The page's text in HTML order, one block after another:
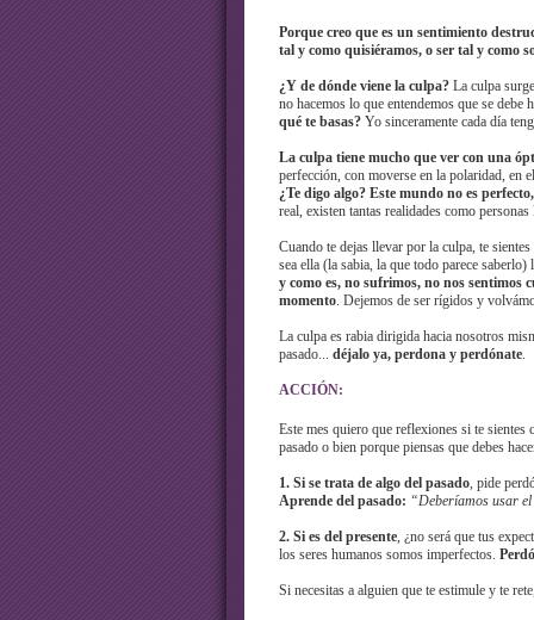
Porque creo que es un sentimiento
tal y como quisiéramos, o ser tal y como
¿Y de dónde viene la culpa?La culpa surge
no hacemos lo que entendemos que se debe
qué te basas?Yo sinceramente cada día
La culpa tiene mucho que ver con una
perfección, con moverse en la polaridad, en
¿Te digo algo? Este mundo no es
real, existen tantas realidades como personas
Cuando te dejas llevar por la culpa, te
sea ella (la sabia, la que todo parece
y como es, no sufrimos, no nos sentimos
momento. Dejemos de ser rígidos y
La culpa es rabia dirigida hacia nosotros
pasado... déjalo ya, perdona y perdónate.
ACCIÓN:
Este mes quiero que reflexiones si te
pasado o bien porque piensas que debes
1. Si se trata de algo del pasado, pide
Aprende del pasado: “Deberíamos usar
2. Si es del presente, ¿no será que tus
los seres humanos somos imperfectos.
Si necesitas a alguien que te estimule y te